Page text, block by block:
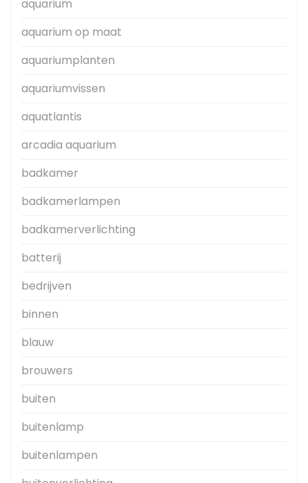
aquarium
aquarium op maat
aquariumplanten
aquariumvissen
aquatlantis
arcadia aquarium
badkamer
badkamerlampen
badkamerverlichting
batterij
bedrijven
binnen
blauw
brouwers
buiten
buitenlamp
buitenlampen